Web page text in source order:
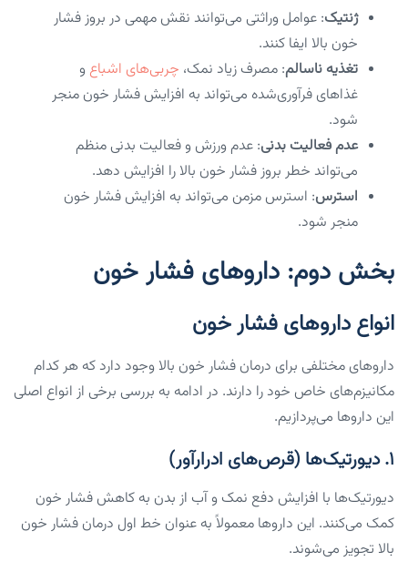
ژنتیک: عوامل وراثتی می‌توانند نقش مهمی در بروز فشار
خون بالا ایفا کنند.
تغذیه ناسالم: مصرف زیاد نمک، چربی‌های اشباع و
غذاهای فرآوری‌شده می‌تواند به افزایش فشار خون منجر
شود.
عدم فعالیت بدنی: عدم ورزش و فعالیت بدنی منظم
می‌تواند خطر بروز فشار خون بالا را افزایش دهد.
استرس: استرس مزمن می‌تواند به افزایش فشار خون
منجر شود.
بخش دوم: داروهای فشار خون
انواع داروهای فشار خون
داروهای مختلفی برای درمان فشار خون بالا وجود دارد که هر کدام
مکانیزم‌های خاص خود را دارند. در ادامه به بررسی برخی از انواع اصلی
این داروها می‌پردازیم.
۱. دیورتیک‌ها (قرص‌های ادرارآور)
دیورتیک‌ها با افزایش دفع نمک و آب از بدن به کاهش فشار خون
کمک می‌کنند. این داروها معمولاً به عنوان خط اول درمان فشار خون
بالا تجویز می‌شوند.